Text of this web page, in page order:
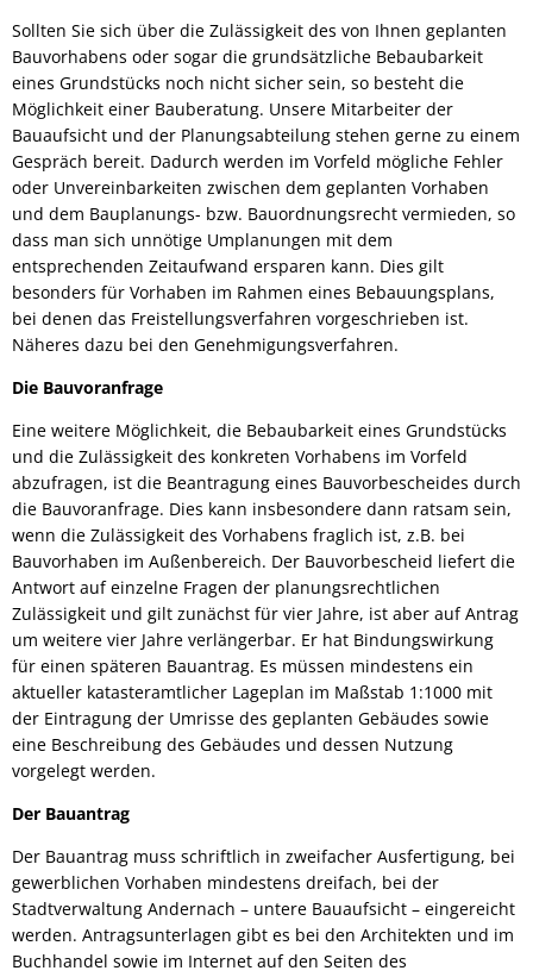
Sollten Sie sich über die Zulässigkeit des von Ihnen geplanten
Bauvorhabens oder sogar die grundsätzliche Bebaubarkeit
eines Grundstücks noch nicht sicher sein, so besteht die
Möglichkeit einer Bauberatung. Unsere Mitarbeiter der
Bauaufsicht und der Planungsabteilung stehen gerne zu einem
Gespräch bereit. Dadurch werden im Vorfeld mögliche Fehler
oder Unvereinbarkeiten zwischen dem geplanten Vorhaben
und dem Bauplanungs- bzw. Bauordnungsrecht vermieden, so
dass man sich unnötige Umplanungen mit dem
entsprechenden Zeitaufwand ersparen kann. Dies gilt
besonders für Vorhaben im Rahmen eines Bebauungsplans,
bei denen das Freistellungsverfahren vorgeschrieben ist.
Näheres dazu bei den Genehmigungsverfahren.
Die Bauvoranfrage
Eine weitere Möglichkeit, die Bebaubarkeit eines Grundstücks
und die Zulässigkeit des konkreten Vorhabens im Vorfeld
abzufragen, ist die Beantragung eines Bauvorbescheides durch
die Bauvoranfrage. Dies kann insbesondere dann ratsam sein,
wenn die Zulässigkeit des Vorhabens fraglich ist, z.B. bei
Bauvorhaben im Außenbereich. Der Bauvorbescheid liefert die
Antwort auf einzelne Fragen der planungsrechtlichen
Zulässigkeit und gilt zunächst für vier Jahre, ist aber auf Antrag
um weitere vier Jahre verlängerbar. Er hat Bindungswirkung
für einen späteren Bauantrag. Es müssen mindestens ein
aktueller katasteramtlicher Lageplan im Maßstab 1:1000 mit
der Eintragung der Umrisse des geplanten Gebäudes sowie
eine Beschreibung des Gebäudes und dessen Nutzung
vorgelegt werden.
Der Bauantrag
Der Bauantrag muss schriftlich in zweifacher Ausfertigung, bei
gewerblichen Vorhaben mindestens dreifach, bei der
Stadtverwaltung Andernach – untere Bauaufsicht – eingereicht
werden. Antragsunterlagen gibt es bei den Architekten und im
Buchhandel sowie im Internet auf den Seiten des